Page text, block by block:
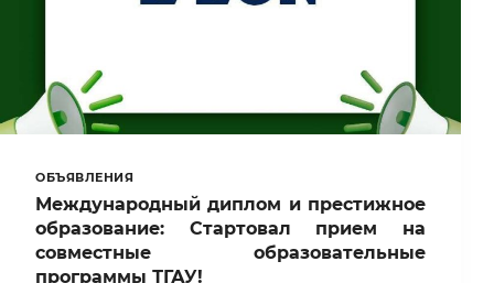
ОБЪЯВЛЕНИЯ
Международный диплом и престижное
образование: Стартовал прием на
совместные образовательные
программы ТГАУ!